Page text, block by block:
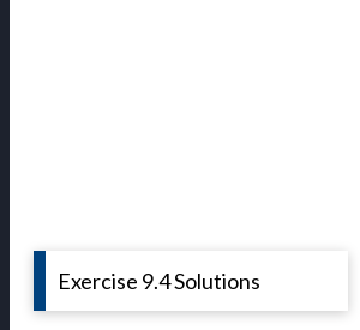
Exercise 9.4 Solutions